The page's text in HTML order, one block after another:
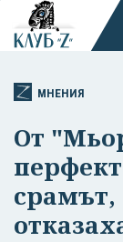
МНЕНИЯ
От
срамът,